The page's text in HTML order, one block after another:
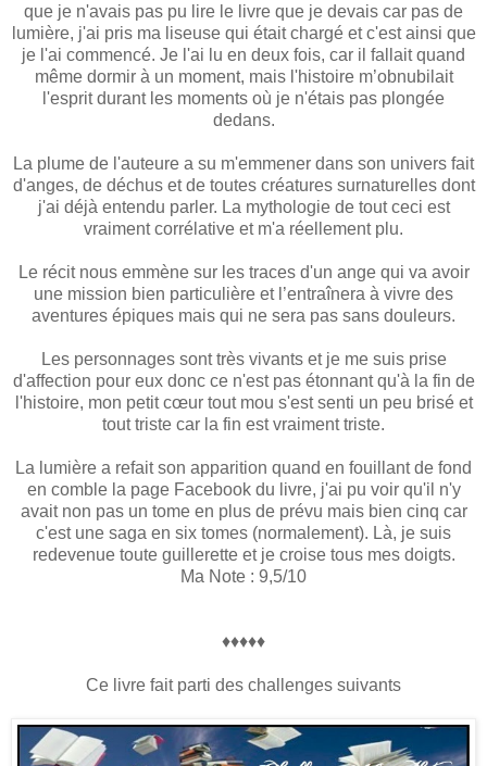
que je n'avais pas pu lire le livre que je devais car pas de
lumière, j'ai pris ma liseuse qui était chargé et c'est ainsi que
je l'ai commencé. Je l'ai lu en deux fois, car il fallait quand
même dormir à un moment, mais l'histoire m’obnubilait
l'esprit durant les moments où je n'étais pas plongée
dedans.
La plume de l'auteure a su m'emmener dans son univers fait
d'anges, de déchus et de toutes créatures surnaturelles dont
j'ai déjà entendu parler. La mythologie de tout ceci est
vraiment corrélative et m'a réellement plu.
Le récit nous emmène sur les traces d'un ange qui va avoir
une mission bien particulière et l’entraînera à vivre des
aventures épiques mais qui ne sera pas sans douleurs.
Les personnages sont très vivants et je me suis prise
d'affection pour eux donc ce n'est pas étonnant qu'à la fin de
l'histoire, mon petit cœur tout mou s'est senti un peu brisé et
tout triste car la fin est vraiment triste.
La lumière a refait son apparition quand en fouillant de fond
en comble la page Facebook du livre, j'ai pu voir qu'il n'y
avait non pas un tome en plus de prévu mais bien cinq car
c'est une saga en six tomes (normalement). Là, je suis
redevenue toute guillerette et je croise tous mes doigts.
Ma Note : 9,5/10
♦♦♦♦♦
Ce livre fait parti des challenges suivants